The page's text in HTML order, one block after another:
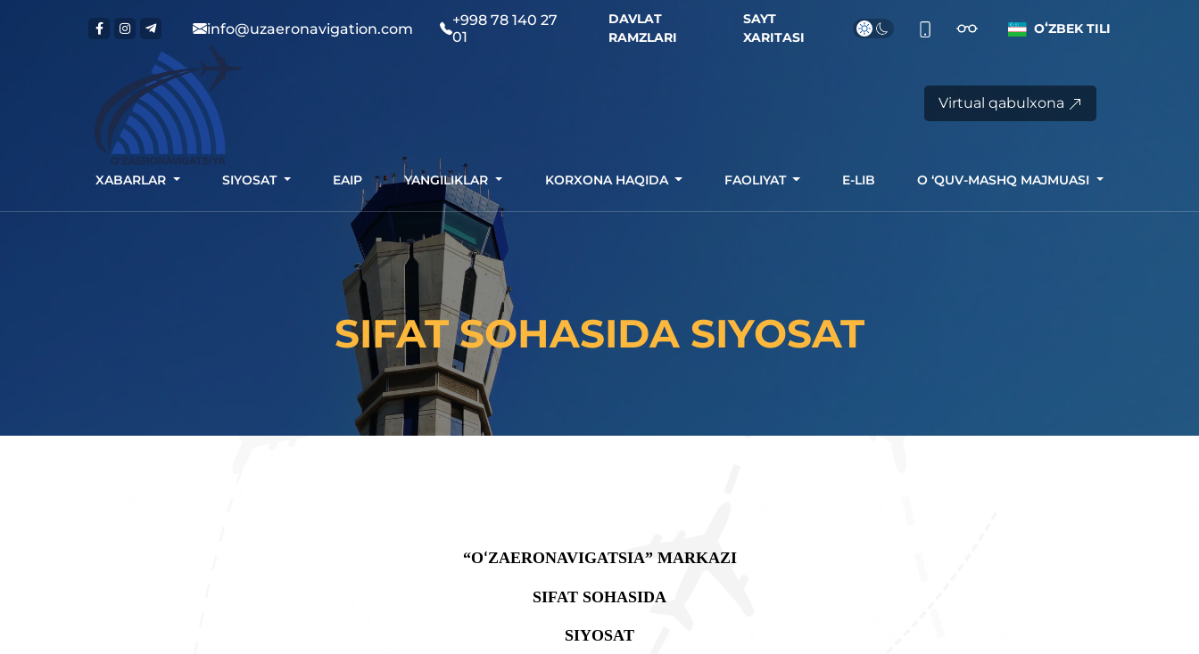
info@uzaeronavigation.com
+998 78 140 27
01
DAVLAT
RAMZLARI
SAYT
XARITASI
OʻZBEK TILI
Virtual qabulxona
XABARLAR SIYOSAT EAIP YANGILIKLAR KORXONA HAQIDA FAOLIYAT E-LIB O ‘QUV-MASHQ MAJMUASI
SIFAT SOHASIDA SIYOSAT
“O‘ZAERONAVIGATSIA” MARKAZI
SIFAT SOHASIDA
SIYOSAT